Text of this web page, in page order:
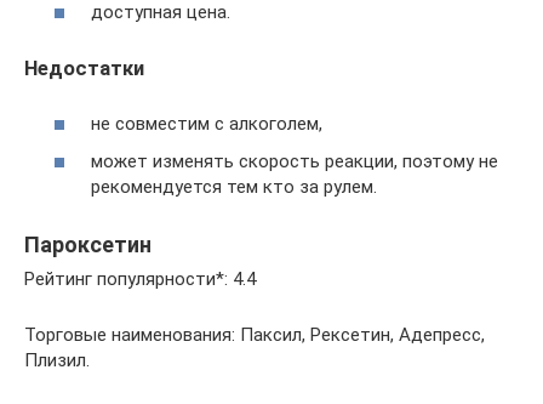
доступная цена.
Недостатки
не совместим с алкоголем,
может изменять скорость реакции, поэтому не
рекомендуется тем кто за рулем.
Пароксетин
Рейтинг популярности*: 4.4
Торговые наименования: Паксил, Рексетин, Адепресс,
Плизил.